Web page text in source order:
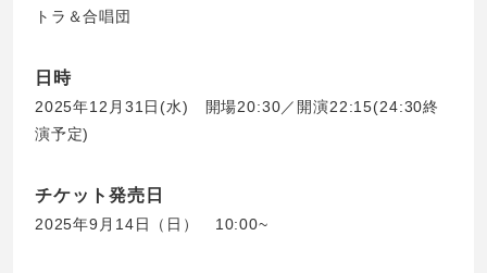
トラ＆合唱団
日時
2025年12月31日(水) 開場20:30／開演22:15(24:30終
演予定)
チケット発売日
2025年9月14日（日） 10:00~